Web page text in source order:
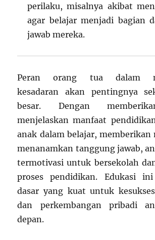
perilaku, misalnya akibat
agar belajar menjadi bagian
jawab mereka.
Peran orang tua dalam
kesadaran akan pentingnya
besar. Dengan
menjelaskan manfaat
anak dalam belajar, memberikan
menanamkan tanggung jawab,
termotivasi untuk bersekolah
proses pendidikan. Edukasi
dasar yang kuat untuk
dan perkembangan pribadi
depan.